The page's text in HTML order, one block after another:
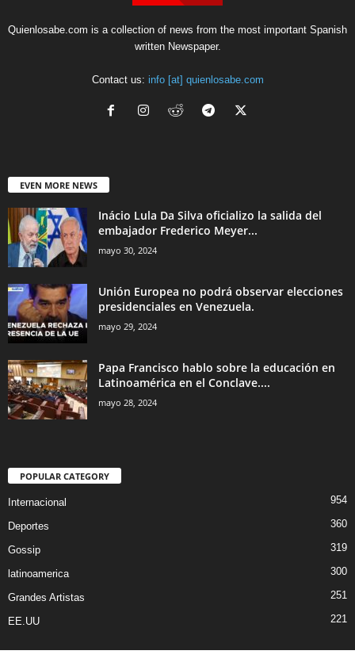
Quienlosabe.com is a collection of news from the most important Spanish
written Newspaper.
Contact us: info [at] quienlosabe.com
EVEN MORE NEWS
Inácio Lula Da Silva oficializo la salida del
embajador Frederico Meyer...
mayo 30, 2024
Unión Europea no podrá observar elecciones
presidenciales en Venezuela.
mayo 29, 2024
Papa Francisco hablo sobre la educación en
Latinoamérica en el Conclave....
mayo 28, 2024
POPULAR CATEGORY
Internacional 954
Deportes 360
Gossip 319
latinoamerica 300
Grandes Artistas 251
EE.UU 221